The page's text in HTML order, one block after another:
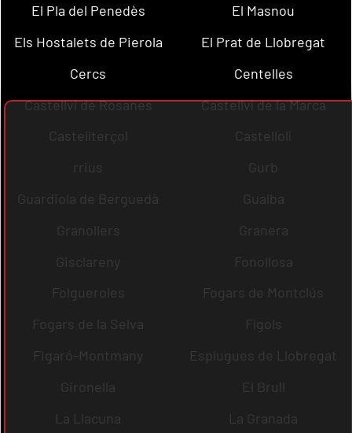
El Pla del Penedès
El Masnou
Els Hostalets de Pierola
El Prat de Llobregat
Cercs
Centelles
Castellví de Rosanes
Castellví de la Marca
Castellterçol
Castellolí
rrius
Gurb
Guardiola de Berguedà
Gualba
Granollers
Granera
Gisclareny
Fonollosa
Folgueroles
Fogars de Montclús
Fogars de la Selva
Fígols
Figaró-Montmany
Esplugues de Llobregat
Gironella
El Brull
La Llacuna
La Granada